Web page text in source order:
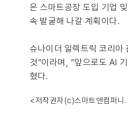
은 스마트공장 도입 기업
속 발굴해 나갈 계획이다.
슈나이더 일렉트릭 코리아
것”이라며, “앞으로도 AI
혔다.
<저작권자(c)스마트앤컴퍼니